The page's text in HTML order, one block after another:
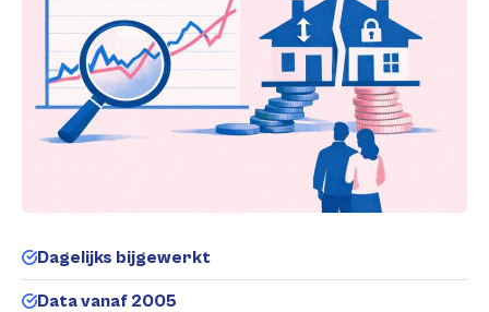
Dagelijks bijgewerkt
Data vanaf 2005